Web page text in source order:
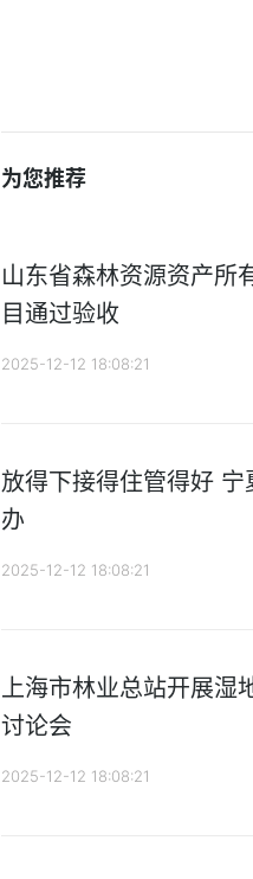
为您推荐
山东省森林资源资产所
目通过验收
2025-12-12 18:08:21
放得下接得住管得好 宁
办
2025-12-12 18:08:21
上海市林业总站开展湿
讨论会
2025-12-12 18:08:21